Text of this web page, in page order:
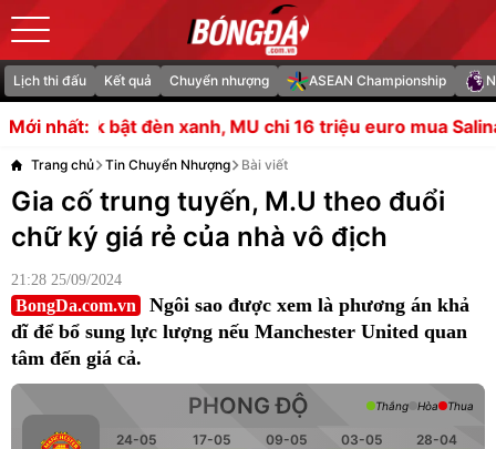
Lịch thi đấu Kết quả Chuyển nhượng ASEAN Championship
Mới nhất:
MU chi 16 triệu euro mua Salinas Soi trận Spurs vs
Trang chủ Tin Chuyển Nhượng Bài viết
Gia cố trung tuyến, M.U theo đuổi
chữ ký giá rẻ của nhà vô địch
21:28 25/09/2024
BongDa.com.vn
Ngôi sao được xem là phương án khả
dĩ để bổ sung lực lượng nếu Manchester United quan
tâm đến giá cả.
PHONG ĐỘ
24-05 17-05 09-05 03-05 28-04
Thắng Hòa Thua